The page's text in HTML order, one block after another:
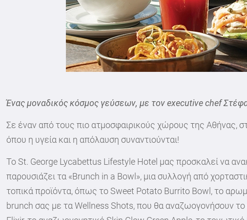
Ένας μοναδικός κόσμος γεύσεων, με τον executive chef
Σε έναν από τους πιο ατμοσφαιρικούς χώρους της Αθήνας,
όπου η υγεία και η απόλαυση συναντιούνται!
Το St. George Lycabettus Lifestyle Hotel μας προσκαλεί να
παρουσιάζει τα «Brunch in a Bowl», μια συλλογή από
τοπικά προϊόντα, όπως το Sweet Potato Burrito Bowl, το
brunch σας με τα Wellness Shots, που θα αναζωογονήσουν